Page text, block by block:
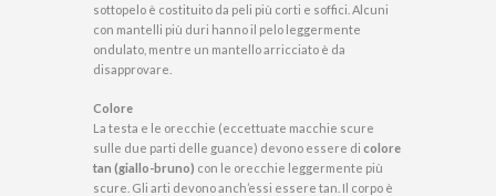
sottopelo è costituito da peli più corti e soffici. Alcuni
con mantelli più duri hanno il pelo leggermente
ondulato, mentre un mantello arricciato è da
disapprovare.
Colore
La testa e le orecchie (eccettuate macchie scure
sulle due parti delle guance) devono essere di colore
tan (giallo-bruno) con le orecchie leggermente più
scure. Gli arti devono anch’essi essere tan. Il corpo è